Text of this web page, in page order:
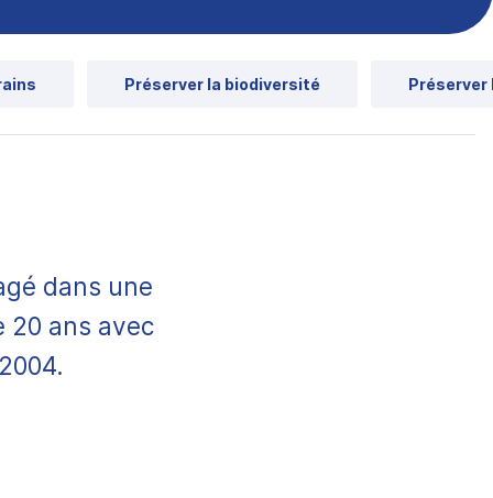
Préserver la biodiversité Préserver
dans une
20 ans avec